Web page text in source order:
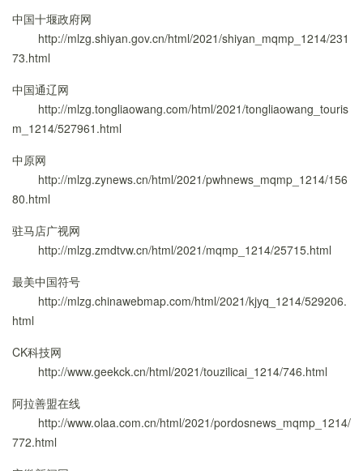
中国十堰政府网
http://mlzg.shiyan.gov.cn/html/2021/shiyan_mqmp_1214/231
73.html
中国通辽网
http://mlzg.tongliaowang.com/html/2021/tongliaowang_touris
m_1214/527961.html
中原网
http://mlzg.zynews.cn/html/2021/pwhnews_mqmp_1214/156
80.html
驻马店广视网
http://mlzg.zmdtvw.cn/html/2021/mqmp_1214/25715.html
最美中国符号
http://mlzg.chinawebmap.com/html/2021/kjyq_1214/529206.
html
CK科技网
http://www.geekck.cn/html/2021/touzilicai_1214/746.html
阿拉善盟在线
http://www.olaa.com.cn/html/2021/pordosnews_mqmp_1214/
772.html